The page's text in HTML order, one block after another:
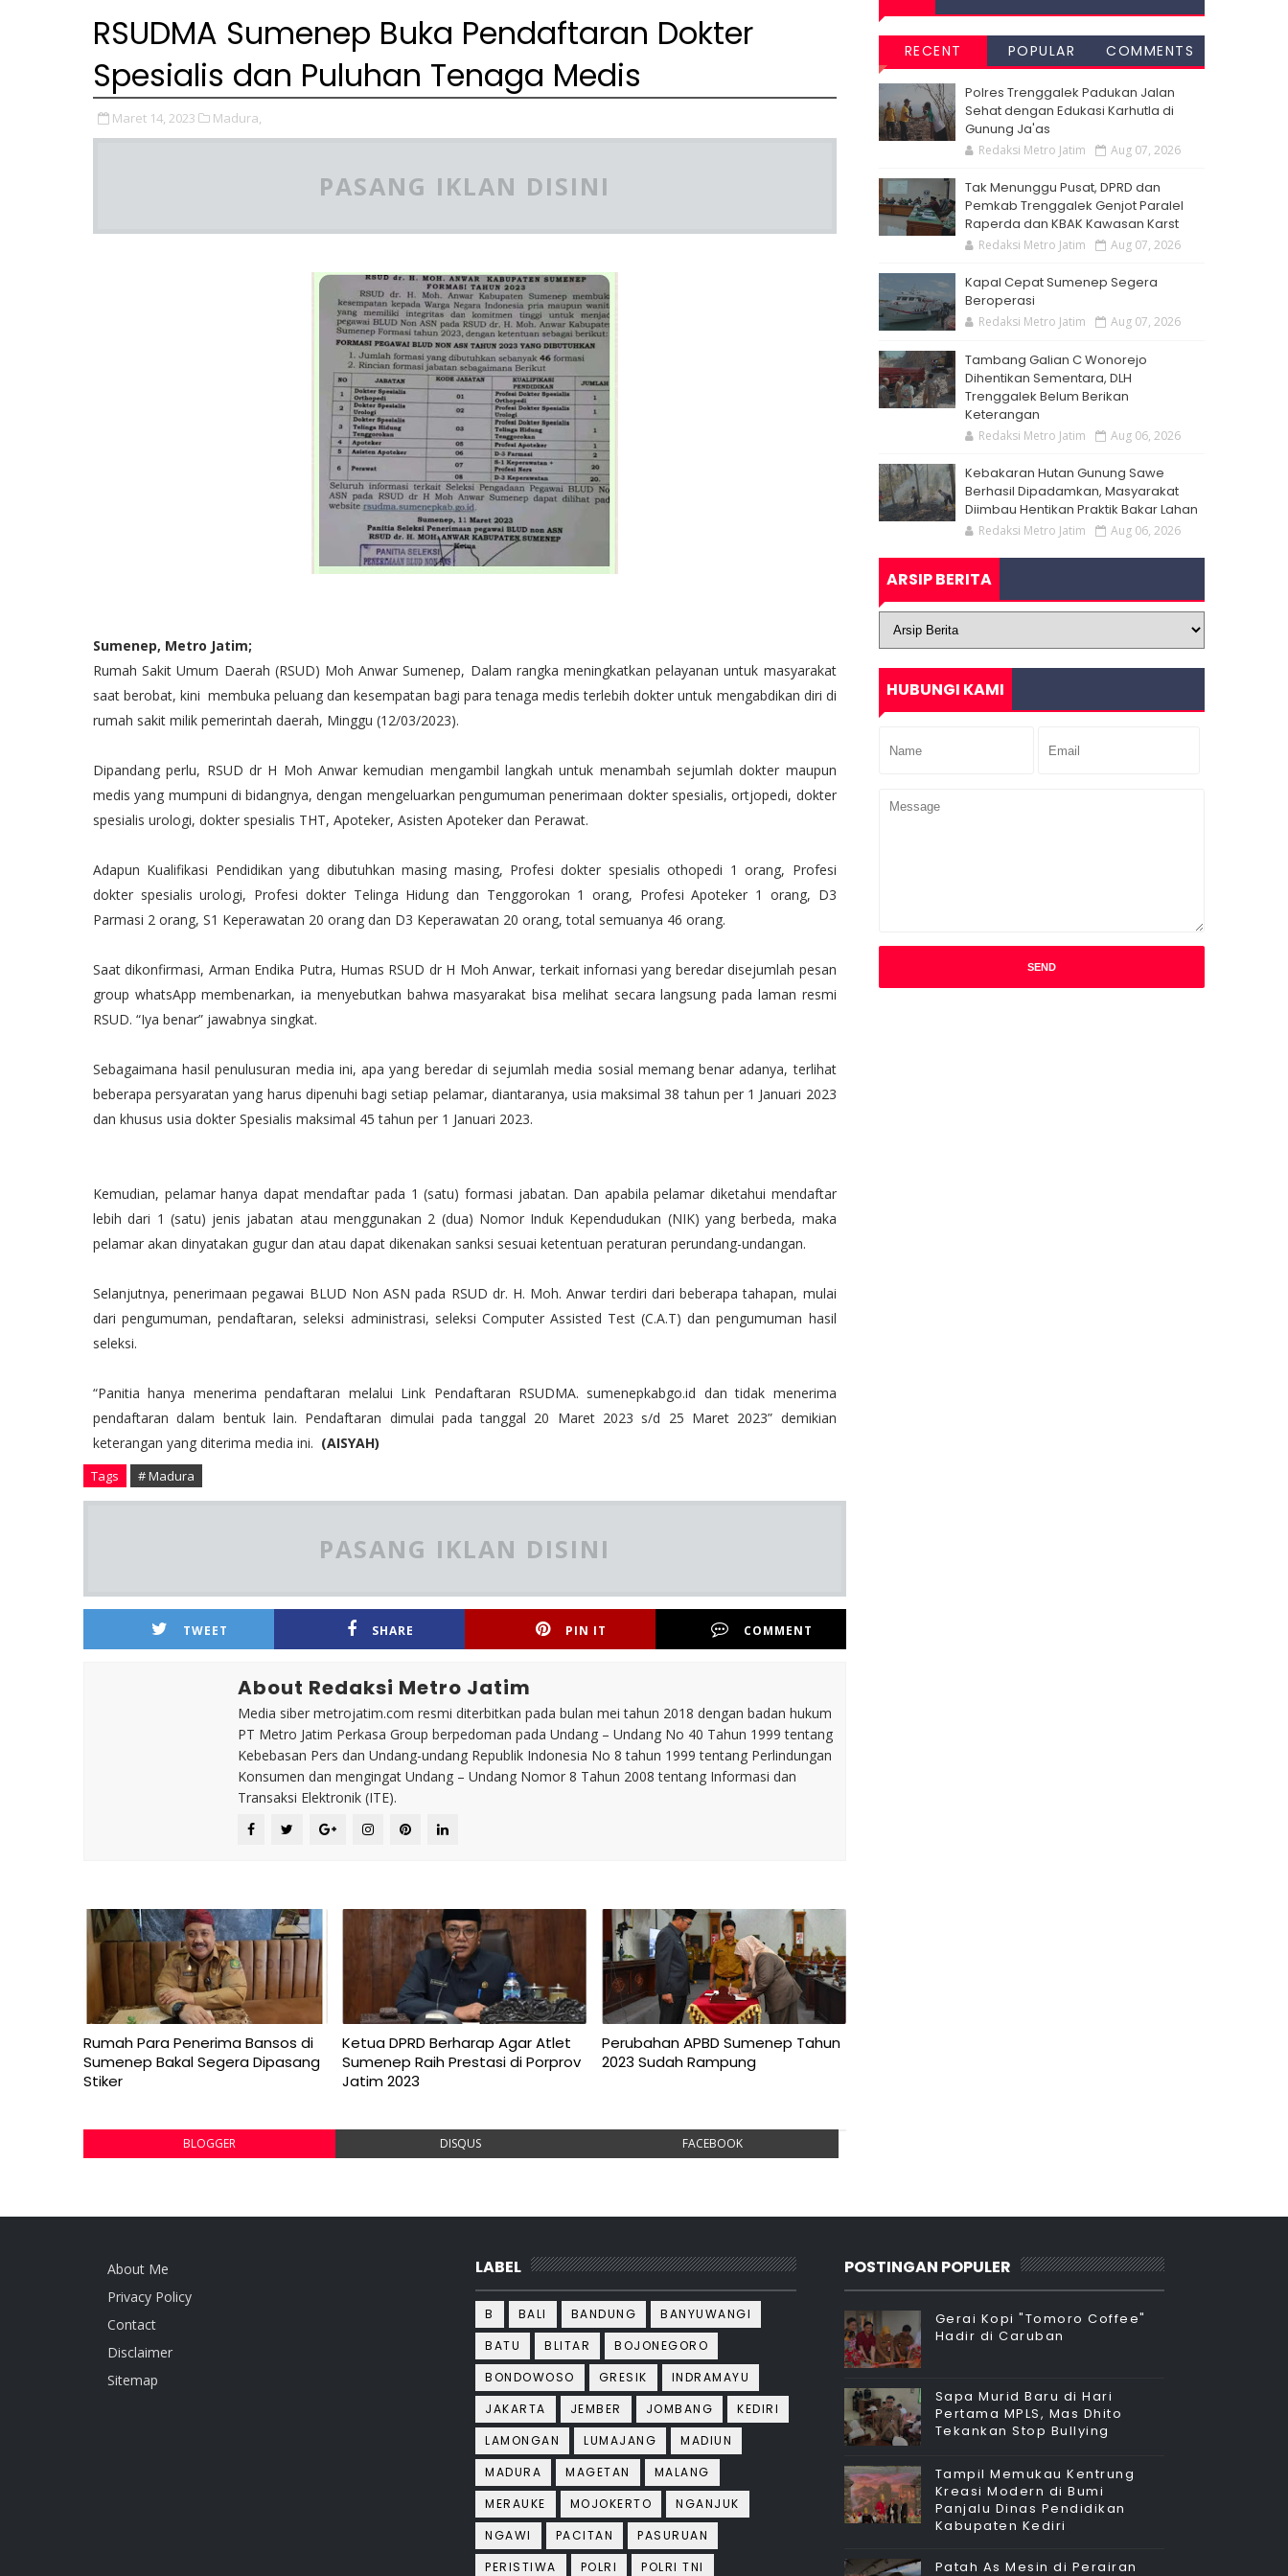
RSUDMA Sumenep Buka Pendaftaran Dokter
Spesialis dan Puluhan Tenaga Medis
Maret 14, 2023 Madura,
PASANG IKLAN DISINI
Sumenep, Metro Jatim;
Rumah Sakit Umum Daerah (RSUD) Moh Anwar Sumenep, Dalam rangka meningkatkan pelayanan untuk masyarakat
saat berobat, kini membuka peluang dan kesempatan bagi para tenaga medis terlebih dokter untuk mengabdikan diri di
rumah sakit milik pemerintah daerah, Minggu (12/03/2023).
Dipandang perlu, RSUD dr H Moh Anwar kemudian mengambil langkah untuk menambah sejumlah dokter maupun
medis yang mumpuni di bidangnya, dengan mengeluarkan pengumuman penerimaan dokter spesialis, ortjopedi, dokter
spesialis urologi, dokter spesialis THT, Apoteker, Asisten Apoteker dan Perawat.
Adapun Kualifikasi Pendidikan yang dibutuhkan masing masing, Profesi dokter spesialis othopedi 1 orang, Profesi
dokter spesialis urologi, Profesi dokter Telinga Hidung dan Tenggorokan 1 orang, Profesi Apoteker 1 orang, D3
Parmasi 2 orang, S1 Keperawatan 20 orang dan D3 Keperawatan 20 orang, total semuanya 46 orang.
Saat dikonfirmasi, Arman Endika Putra, Humas RSUD dr H Moh Anwar, terkait infornasi yang beredar disejumlah pesan
group whatsApp membenarkan, ia menyebutkan bahwa masyarakat bisa melihat secara langsung pada laman resmi
RSUD. “Iya benar” jawabnya singkat.
Sebagaimana hasil penulusuran media ini, apa yang beredar di sejumlah media sosial memang benar adanya, terlihat
beberapa persyaratan yang harus dipenuhi bagi setiap pelamar, diantaranya, usia maksimal 38 tahun per 1 Januari 2023
dan khusus usia dokter Spesialis maksimal 45 tahun per 1 Januari 2023.
Kemudian, pelamar hanya dapat mendaftar pada 1 (satu) formasi jabatan. Dan apabila pelamar diketahui mendaftar
lebih dari 1 (satu) jenis jabatan atau menggunakan 2 (dua) Nomor Induk Kependudukan (NIK) yang berbeda, maka
pelamar akan dinyatakan gugur dan atau dapat dikenakan sanksi sesuai ketentuan peraturan perundang-undangan.
Selanjutnya, penerimaan pegawai BLUD Non ASN pada RSUD dr. H. Moh. Anwar terdiri dari beberapa tahapan, mulai
dari pengumuman, pendaftaran, seleksi administrasi, seleksi Computer Assisted Test (C.A.T) dan pengumuman hasil
seleksi.
“Panitia hanya menerima pendaftaran melalui Link Pendaftaran RSUDMA. sumenepkabgo.id dan tidak menerima
pendaftaran dalam bentuk lain. Pendaftaran dimulai pada tanggal 20 Maret 2023 s/d 25 Maret 2023” demikian
keterangan yang diterima media ini. (AISYAH)
Tags # Madura
PASANG IKLAN DISINI
TWEET SHARE PIN IT COMMENT
About Redaksi Metro Jatim
Media siber metrojatim.com resmi diterbitkan pada bulan mei tahun 2018 dengan badan hukum
PT Metro Jatim Perkasa Group berpedoman pada Undang – Undang No 40 Tahun 1999 tentang
Kebebasan Pers dan Undang-undang Republik Indonesia No 8 tahun 1999 tentang Perlindungan
Konsumen dan mengingat Undang – Undang Nomor 8 Tahun 2008 tentang Informasi dan
Transaksi Elektronik (ITE).
Rumah Para Penerima Bansos di
Sumenep Bakal Segera Dipasang
Stiker
Ketua DPRD Berharap Agar Atlet
Sumenep Raih Prestasi di Porprov
Jatim 2023
Perubahan APBD Sumenep Tahun
2023 Sudah Rampung
BLOGGER DISQUS FACEBOOK
RECENT POPULAR COMMENTS
Polres Trenggalek Padukan Jalan
Sehat dengan Edukasi Karhutla di
Gunung Ja'as
Redaksi Metro Jatim Aug 07, 2026
Tak Menunggu Pusat, DPRD dan
Pemkab Trenggalek Genjot Paralel
Raperda dan KBAK Kawasan Karst
Redaksi Metro Jatim Aug 07, 2026
Kapal Cepat Sumenep Segera
Beroperasi
Redaksi Metro Jatim Aug 07, 2026
Tambang Galian C Wonorejo
Dihentikan Sementara, DLH
Trenggalek Belum Berikan
Keterangan
Redaksi Metro Jatim Aug 06, 2026
Kebakaran Hutan Gunung Sawe
Berhasil Dipadamkan, Masyarakat
Diimbau Hentikan Praktik Bakar Lahan
Redaksi Metro Jatim Aug 06, 2026
ARSIP BERITA
HUBUNGI KAMI
About Me
Privacy Policy
Contact
Disclaimer
Sitemap
LABEL
B BALI BANDUNG
BANYUWANGI
BATU
BLITAR
BOJONEGORO
BONDOWOSO
GRESIK
INDRAMAYU
JAKARTA
JEMBER JOMBANG
KEDIRI
LAMONGAN
LUMAJANG
MADIUN
MADURA
MAGETAN
MALANG
MERAUKE
MOJOKERTO
NGANJUK
NGAWI
PACITAN
PASURUAN
PERISTIWA
POLRI POLRI TNI
POSTINGAN POPULER
Gerai Kopi "Tomoro Coffee"
Hadir di Caruban
Sapa Murid Baru di Hari
Pertama MPLS, Mas Dhito
Tekankan Stop Bullying
Tampil Memukau Kentrung
Kreasi Modern di Bumi
Panjalu Dinas Pendidikan
Kabupaten Kediri
Patah As Mesin di Perairan